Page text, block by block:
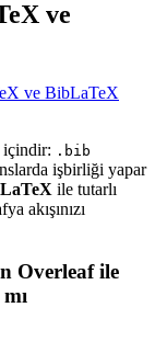
ve
ve BibLaTeX
içindir: .bib
işbirliği yapar
ile tutarlı
akışınızı
Overleaf ile